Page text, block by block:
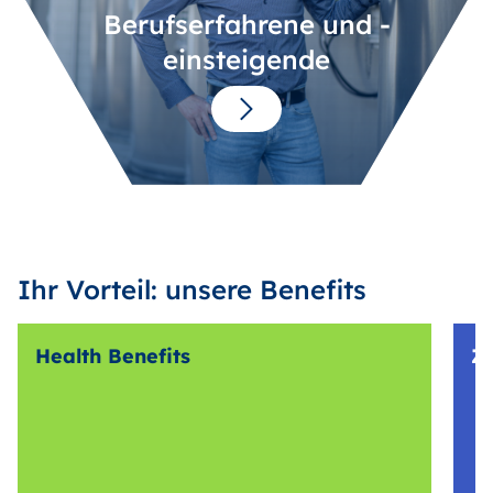
Berufserfahrene und -
einsteigende
Ihr Vorteil: unsere Benefits
Health Benefits